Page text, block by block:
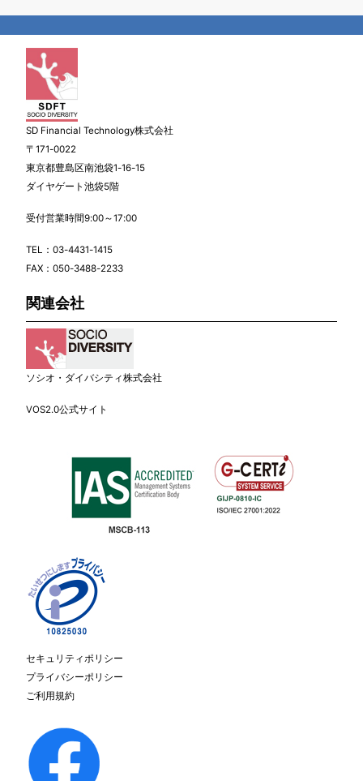
SD Financial Technology株式会社
〒171-0022
東京都豊島区南池袋1-16-15
ダイヤゲート池袋5階
受付営業時間9:00～17:00
TEL： 03-4431-1415
FAX：050-3488-2233
関連会社
ソシオ・ダイバシティ株式会社
VOS2.0公式サイト
セキュリティポリシー
プライバシーポリシー
ご利用規約